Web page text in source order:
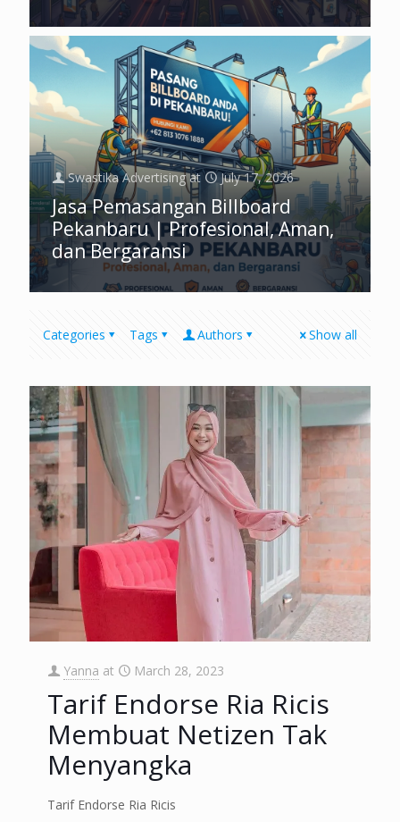
Swastika Advertising at July 17, 2026
Jasa Pemasangan Billboard
Pekanbaru | Profesional, Aman,
dan Bergaransi
Categories Tags Authors Show all
Yanna at March 28, 2023
Tarif Endorse Ria Ricis
Membuat Netizen Tak
Menyangka
Tarif Endorse Ria Ricis